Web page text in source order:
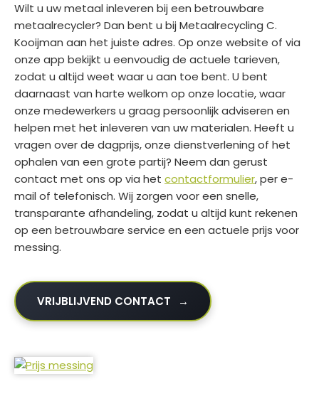
Wilt u uw metaal inleveren bij een betrouwbare
metaalrecycler? Dan bent u bij Metaalrecycling C.
Kooijman aan het juiste adres. Op onze website of via
onze app bekijkt u eenvoudig de actuele tarieven,
zodat u altijd weet waar u aan toe bent. U bent
daarnaast van harte welkom op onze locatie, waar
onze medewerkers u graag persoonlijk adviseren en
helpen met het inleveren van uw materialen. Heeft u
vragen over de dagprijs, onze dienstverlening of het
ophalen van een grote partij? Neem dan gerust
contact met ons op via het contactformulier, per e-
mail of telefonisch. Wij zorgen voor een snelle,
transparante afhandeling, zodat u altijd kunt rekenen
op een betrouwbare service en een actuele prijs voor
messing.
VRIJBLIJVEND CONTACT